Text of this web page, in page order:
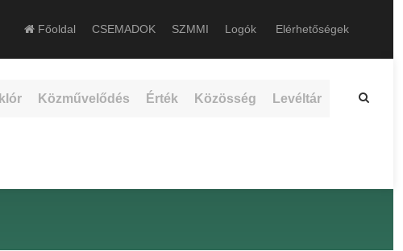
Főoldal CSEMADOK SZMMI Logók Elérhetőségek
Közművelődés Érték Közösség Levéltár